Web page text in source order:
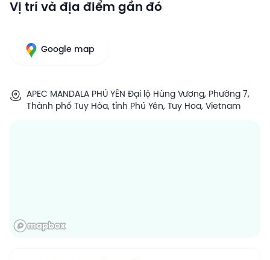
Vị trí và địa điểm gần đó
Google map
APEC MANDALA PHÚ YÊN Đại lộ Hùng Vương, Phường 7,
Thành phố Tuy Hòa, tỉnh Phú Yên, Tuy Hoa, Vietnam